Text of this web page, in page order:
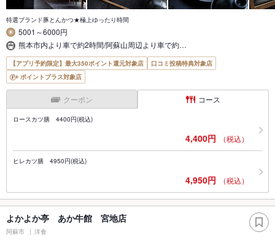
特選ブランド豚とんかつ★極上ゆったり時間
5001～6000円
熊本市内より車で約2時間/阿蘇山周辺より車で約…
【アプリ予約限定】最大350ポイント還元対象店
口コミ投稿特典対象店
ポイントプラス対象店
クーポン コース
ロースカツ膳 4400円(税込)
4,400円 （税込）
ヒレカツ膳 4950円(税込)
4,950円 （税込）
よかよか亭 あか牛館 宮地店
阿蘇市 洋食